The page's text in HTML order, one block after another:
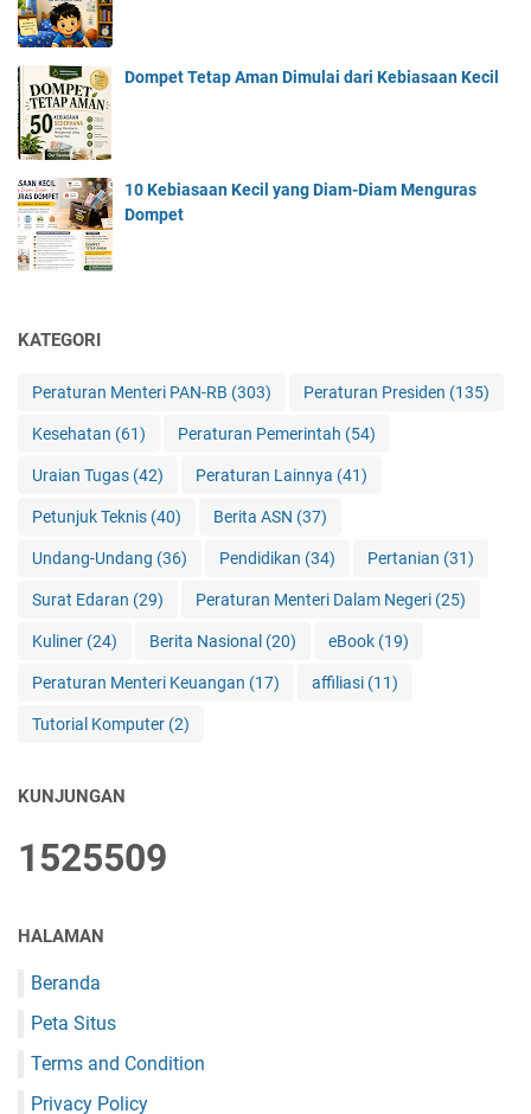
Dompet Tetap Aman Dimulai dari Kebiasaan Kecil
10 Kebiasaan Kecil yang Diam-Diam Menguras
Dompet
KATEGORI
Peraturan Menteri PAN-RB (303) Peraturan Presiden (135)
Kesehatan (61) Peraturan Pemerintah (54)
Uraian Tugas (42) Peraturan Lainnya (41)
Petunjuk Teknis (40) Berita ASN (37)
Undang-Undang (36) Pendidikan (34) Pertanian (31)
Surat Edaran (29) Peraturan Menteri Dalam Negeri (25)
Kuliner (24) Berita Nasional (20) eBook (19)
Peraturan Menteri Keuangan (17) affiliasi (11)
Tutorial Komputer (2)
KUNJUNGAN
1525509
HALAMAN
Beranda
Peta Situs
Terms and Condition
Privacy Policy